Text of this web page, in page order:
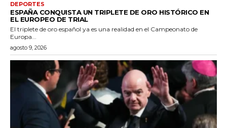
DEPORTES
ESPAÑA CONQUISTA UN TRIPLETE DE ORO HISTÓRICO EN
EL EUROPEO DE TRIAL
El triplete de oro español ya es una realidad en el Campeonato de
Europa...
agosto 9, 2026